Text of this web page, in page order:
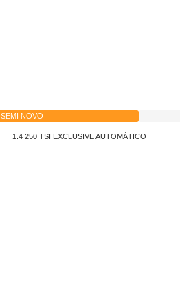
SEMI NOVO
1.4 250 TSI EXCLUSIVE AUTOMÁTICO